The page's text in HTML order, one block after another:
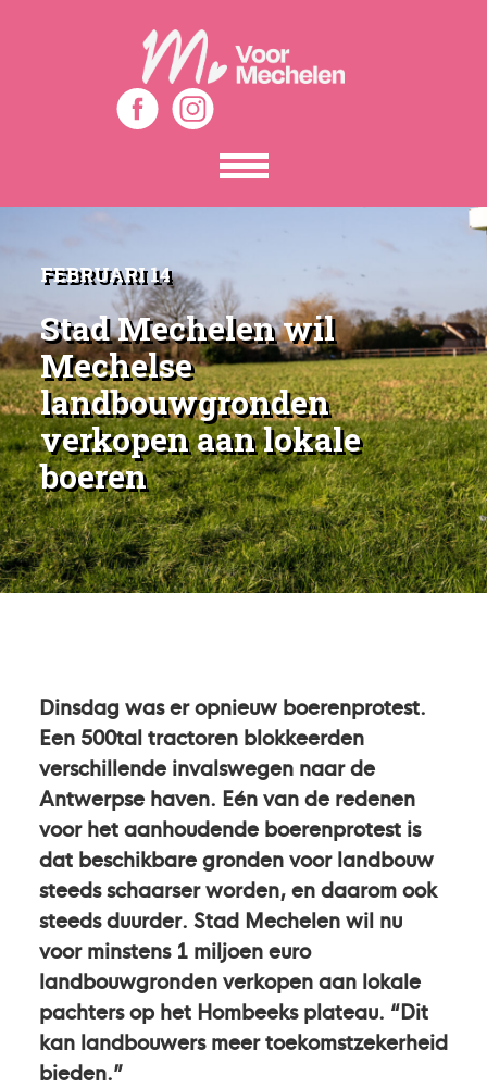
Toon
het
menu
FEBRUARI 14
Stad Mechelen wil
Mechelse
landbouwgronden
verkopen aan lokale
boeren
Dinsdag was er opnieuw boerenprotest.
Een 500tal tractoren blokkeerden
verschillende invalswegen naar de
Antwerpse haven. Eén van de redenen
voor het aanhoudende boerenprotest is
dat beschikbare gronden voor landbouw
steeds schaarser worden, en daarom ook
steeds duurder. Stad Mechelen wil nu
voor minstens 1 miljoen euro
landbouwgronden verkopen aan lokale
pachters op het Hombeeks plateau. “Dit
kan landbouwers meer toekomstzekerheid
bieden.”